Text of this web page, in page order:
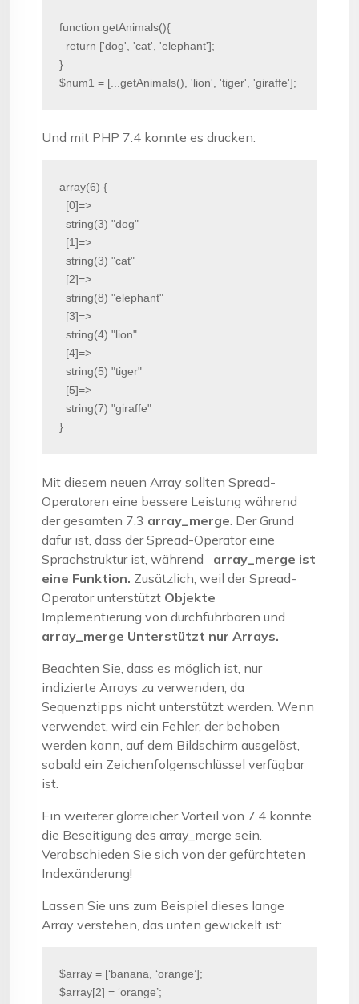
function getAnimals(){
  return ['dog', 'cat', 'elephant'];
}
$num1 = [...getAnimals(), 'lion', 'tiger', 'giraffe'];
Und mit PHP 7.4 konnte es drucken:
array(6) {
  [0]=>
  string(3) "dog"
  [1]=>
  string(3) "cat"
  [2]=>
  string(8) "elephant"
  [3]=>
  string(4) "lion"
  [4]=>
  string(5) "tiger"
  [5]=>
  string(7) "giraffe"
}
Mit diesem neuen Array sollten Spread-
Operatoren eine bessere Leistung während
der gesamten 7.3 array_merge . Der Grund
dafür ist, dass der Spread-Operator eine
Sprachstruktur ist, während
array_merge ist
eine Funktion. Zusätzlich, weil der Spread-
Operator unterstützt Objekte
Implementierung von durchführbaren und
array_merge Unterstützt nur Arrays.
Beachten Sie, dass es möglich ist, nur
indizierte Arrays zu verwenden, da
Sequenztipps nicht unterstützt werden. Wenn
verwendet, wird ein Fehler, der behoben
werden kann, auf dem Bildschirm ausgelöst,
sobald ein Zeichenfolgenschlüssel verfügbar
ist.
Ein weiterer glorreicher Vorteil von 7.4 könnte
die Beseitigung des array_merge sein.
Verabschieden Sie sich von der gefürchteten
Indexänderung!
Lassen Sie uns zum Beispiel dieses lange
Array verstehen, das unten gewickelt ist:
$array = [‘banana, ‘orange’];
$array[2] = ‘orange’;